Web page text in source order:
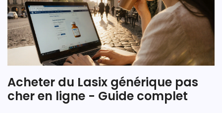
Acheter du Lasix générique pas
cher en ligne - Guide complet